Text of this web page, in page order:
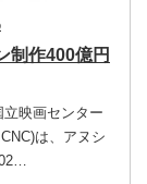
制作400億円
映画センター
は、アヌシ